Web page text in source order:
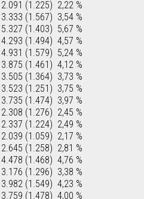
2.091 (1.225) 2,22 %
3.333 (1.567) 3,54 %
5.327 (1.403) 5,67 %
4.293 (1.494) 4,57 %
4.931 (1.579) 5,24 %
3.875 (1.461) 4,12 %
3.505 (1.364) 3,73 %
3.523 (1.251) 3,75 %
3.735 (1.474) 3,97 %
2.308 (1.276) 2,45 %
2.337 (1.224) 2,49 %
2.039 (1.059) 2,17 %
2.645 (1.258) 2,81 %
4.478 (1.468) 4,76 %
3.176 (1.296) 3,38 %
3.982 (1.549) 4,23 %
3.759 (1.478) 4,00 %